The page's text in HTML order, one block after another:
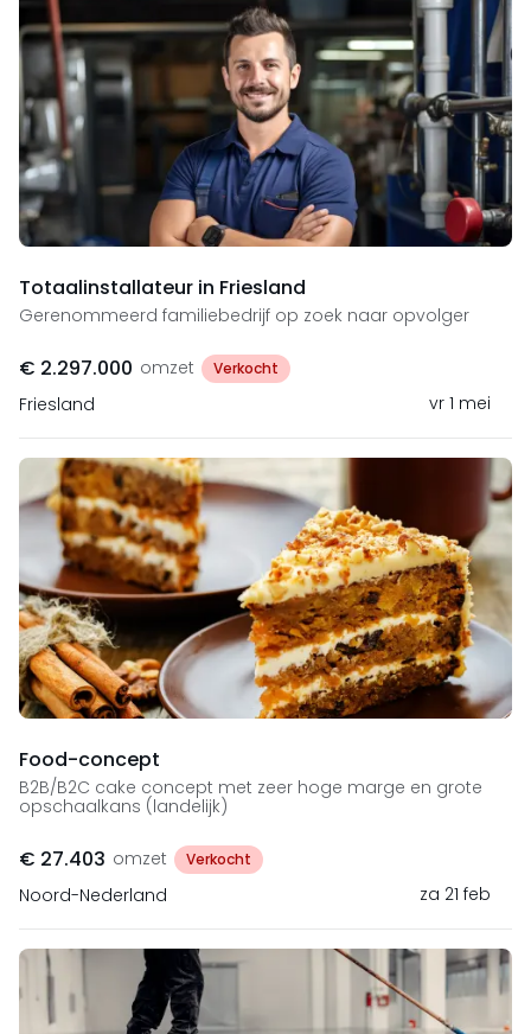
Totaalinstallateur in Friesland
Gerenommeerd familiebedrijf op zoek naar opvolger
€ 2.297.000 omzet Verkocht
Friesland vr 1 mei
Food-concept
B2B/B2C cake concept met zeer hoge marge en grote
opschaalkans (landelijk)
€ 27.403 omzet Verkocht
Noord-Nederland za 21 feb